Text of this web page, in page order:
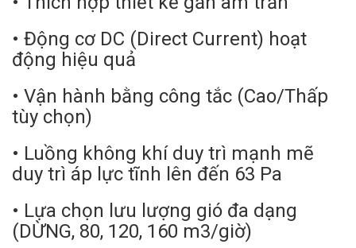
• Động cơ DC (Direct Current) hoạt
động hiệu quả
• Vận hành bằng công tắc (Cao/Thấp
tùy chọn)
• Luồng không khí duy trì mạnh mẽ
duy trì áp lực tĩnh lên đến 63 Pa
• Lựa chọn lưu lượng gió đa dạng
(DỪNG, 80, 120, 160 m3/giờ)